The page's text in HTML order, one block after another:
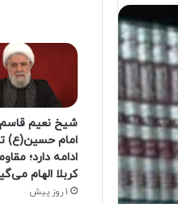
شیخ نعیم قاسم:
امام حسین(ع)
ادامه دارد؛
کربلا الهام
1 روز پیش